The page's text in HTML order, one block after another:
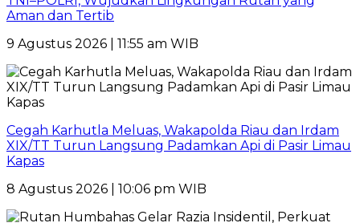
Aman dan Tertib
9 Agustus 2026 | 11:55 am WIB
Cegah Karhutla Meluas, Wakapolda Riau dan Irdam
XIX/TT Turun Langsung Padamkan Api di Pasir Limau
Kapas
8 Agustus 2026 | 10:06 pm WIB